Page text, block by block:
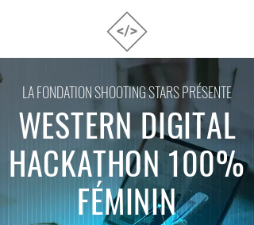
LA FONDATION SHOOTING STARS PRÉSENTE
WESTERN DIGITAL
HACKATHON 100%
FÉMININ